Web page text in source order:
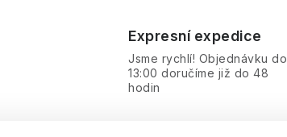
Expresní expedice
Jsme rychlí! Objednávku do
13:00 doručíme již do 48
hodin